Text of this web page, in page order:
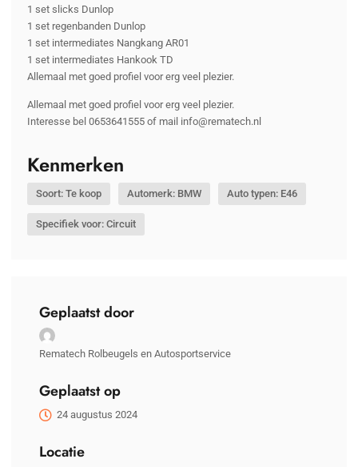
1 set slicks Dunlop
1 set regenbanden Dunlop
1 set intermediates Nangkang AR01
1 set intermediates Hankook TD
Allemaal met goed profiel voor erg veel plezier.
Allemaal met goed profiel voor erg veel plezier.
Interesse bel 0653641555 of mail info@rematech.nl
Kenmerken
Soort: Te koop Automerk: BMW Auto typen: E46
Specifiek voor: Circuit
Geplaatst door
Rematech Rolbeugels en Autosportservice
Geplaatst op
24 augustus 2024
Locatie